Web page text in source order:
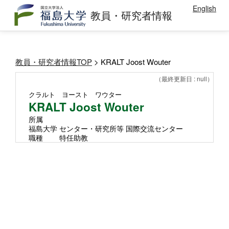
教員・研究者情報 English
教員・研究者情報TOP > KRALT Joost Wouter
（最終更新日 : null）
クラルト ヨースト ワウター
KRALT Joost Wouter
所属
福島大学 センター・研究所等 国際交流センター
職種
特任助教